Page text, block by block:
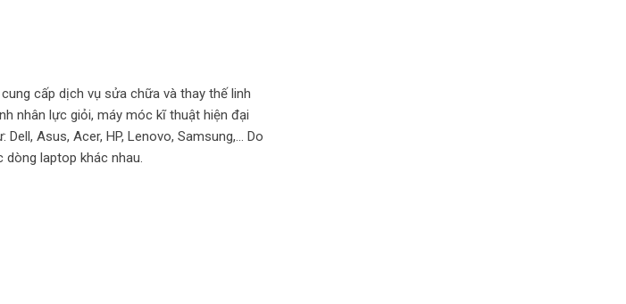
cấp dịch vụ sửa chữa và thay thế linh
nhân lực giỏi, máy móc kĩ thuật hiện đại
Asus, Acer, HP, Lenovo, Samsung,… Do
dòng laptop khác nhau.